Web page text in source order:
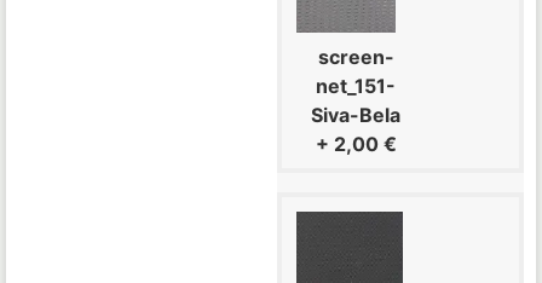
screen-
net_151-
Siva-Bela
+ 2,00 €